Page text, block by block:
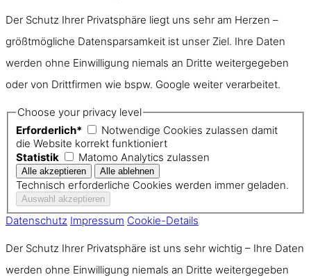
Der Schutz Ihrer Privatsphäre liegt uns sehr am Herzen –
größtmögliche Datensparsamkeit ist unser Ziel. Ihre Daten
werden ohne Einwilligung niemals an Dritte weitergegeben
oder von Drittfirmen wie bspw. Google weiter verarbeitet.
Choose your privacy level
Erforderlich*
Notwendige Cookies zulassen damit
die Website korrekt funktioniert
Statistik
Matomo Analytics zulassen
Technisch erforderliche Cookies werden immer geladen.
Datenschutz Impressum Cookie-Details
Der Schutz Ihrer Privatsphäre ist uns sehr wichtig – Ihre Daten
werden ohne Einwilligung niemals an Dritte weitergegeben